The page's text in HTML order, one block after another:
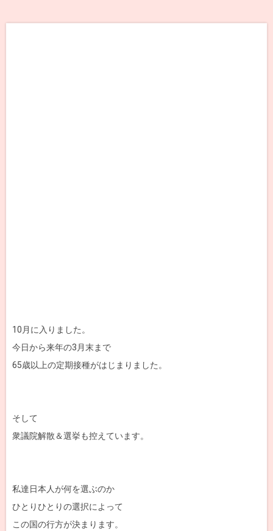
10月に入りました。
今日から来年の3月末まで
65歳以上の定期接種がはじまりました。
そして
衆議院解散＆選挙も控えています。
私達日本人が何を選ぶのか
ひとりひとりの選択によって
この国の行方が決まります。